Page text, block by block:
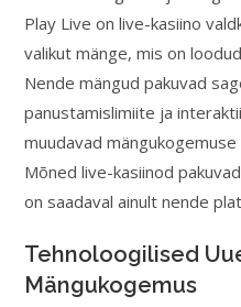
Play Live on live-kasiino
valikut mänge, mis on
Nende mängud pakuvad
panustamislimiite ja
muudavad
Mõned live-kasiinod
on saadaval ainult nende
Tehnoloogilised
Mängukogemus